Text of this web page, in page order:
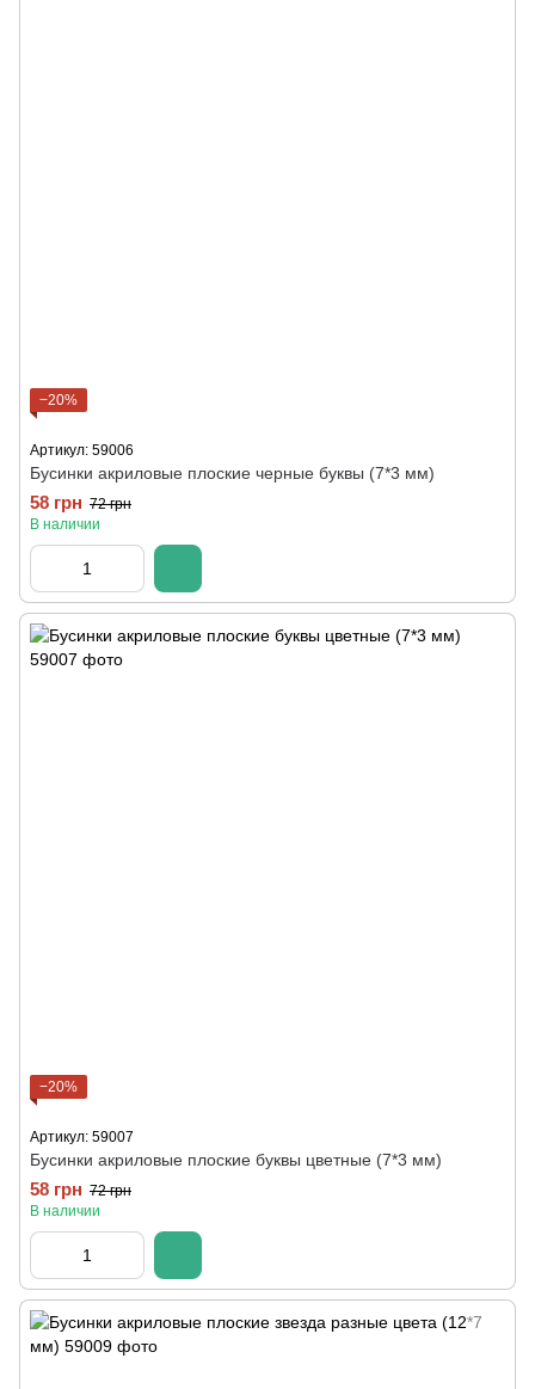
−20%
Артикул: 59006
Бусинки акриловые плоские черные буквы (7*3 мм)
58 грн 72 грн
В наличии
−20%
Артикул: 59007
Бусинки акриловые плоские буквы цветные (7*3 мм)
58 грн 72 грн
В наличии